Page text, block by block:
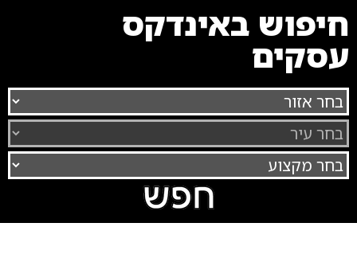
חיפוש באינדקס
עסקים